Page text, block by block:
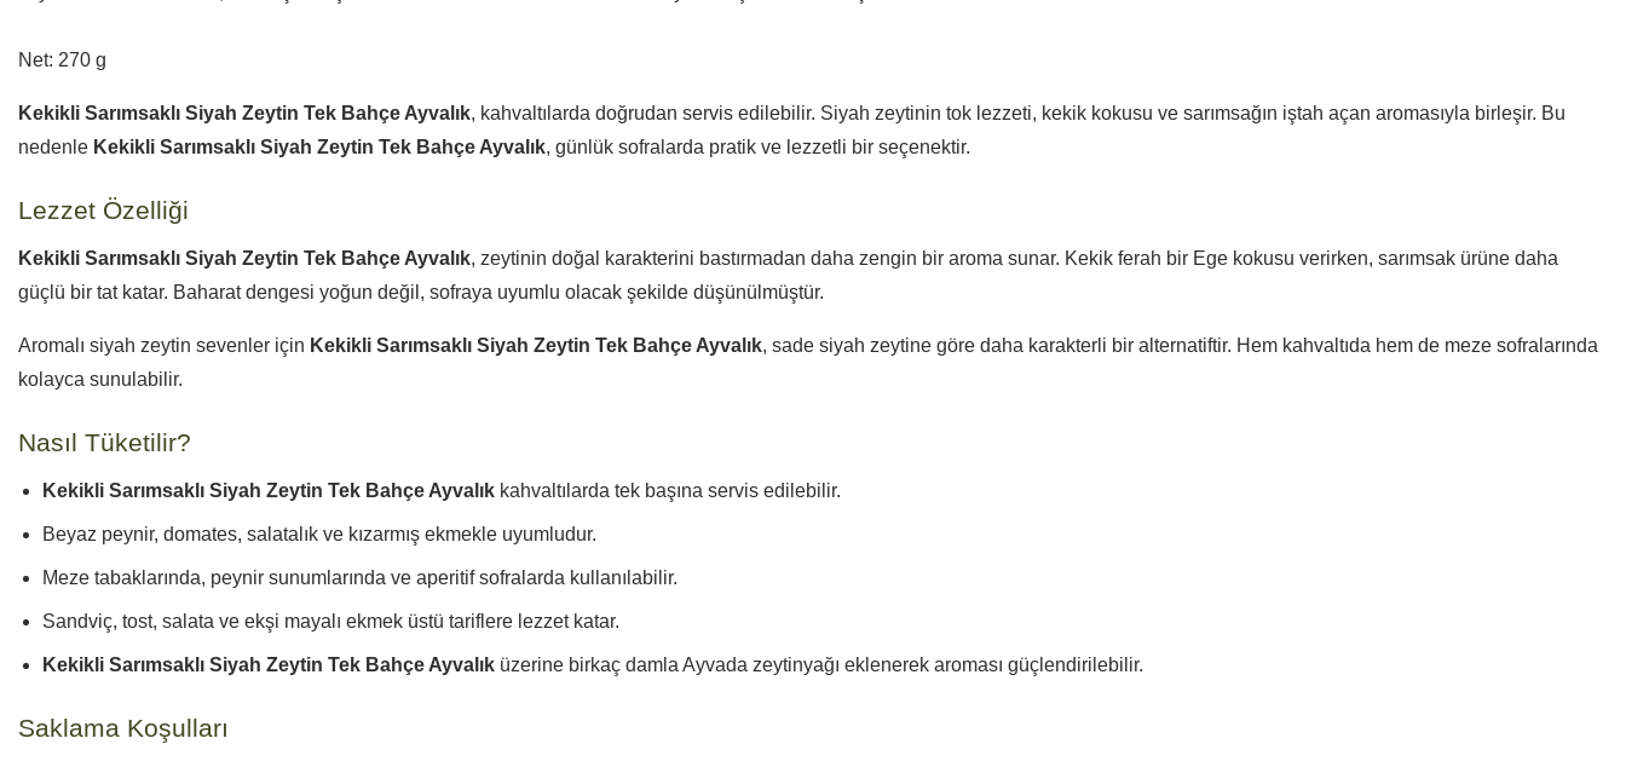
Net: 270 g
Kekikli Sarımsaklı Siyah Zeytin Tek Bahçe Ayvalık, kahvaltılarda doğrudan servis edilebilir. Siyah zeytinin tok lezzeti, kekik kokusu ve sarımsağın iştah açan aromasıyla birleşir. Bu
nedenle Kekikli Sarımsaklı Siyah Zeytin Tek Bahçe Ayvalık, günlük sofralarda pratik ve lezzetli bir seçenektir.
Lezzet Özelliği
Kekikli Sarımsaklı Siyah Zeytin Tek Bahçe Ayvalık, zeytinin doğal karakterini bastırmadan daha zengin bir aroma sunar. Kekik ferah bir Ege kokusu verirken, sarımsak ürüne daha
güçlü bir tat katar. Baharat dengesi yoğun değil, sofraya uyumlu olacak şekilde düşünülmüştür.
Aromalı siyah zeytin sevenler için Kekikli Sarımsaklı Siyah Zeytin Tek Bahçe Ayvalık, sade siyah zeytine göre daha karakterli bir alternatiftir. Hem kahvaltıda hem de meze sofralarında
kolayca sunulabilir.
Nasıl Tüketilir?
Kekikli Sarımsaklı Siyah Zeytin Tek Bahçe Ayvalık kahvaltılarda tek başına servis edilebilir.
Beyaz peynir, domates, salatalık ve kızarmış ekmekle uyumludur.
Meze tabaklarında, peynir sunumlarında ve aperitif sofralarda kullanılabilir.
Sandviç, tost, salata ve ekşi mayalı ekmek üstü tariflere lezzet katar.
Kekikli Sarımsaklı Siyah Zeytin Tek Bahçe Ayvalık üzerine birkaç damla Ayvada zeytinyağı eklenerek aroması güçlendirilebilir.
Saklama Koşulları